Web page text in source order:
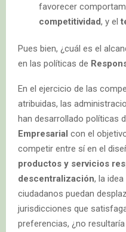
favorecer
competitividad, y el
Pues bien, ¿cuál es el
en las políticas de
En el ejercicio de las
atribuidas, las
han desarrollado políticas
Empresarial con el
competir entre sí en el
productos y servicios
descentralización, la
ciudadanos puedan
jurisdicciones que
preferencias, ¿no